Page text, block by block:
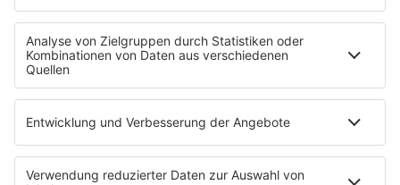
Vom Kuhstall in Schleswig-Holstein über West-
Berlin bis zu elektronischen Soloexperimenten:
Diese 65 Fakten zeigen überraschende Seiten
von Martin Gore von Depeche Mode.
mehr lesen